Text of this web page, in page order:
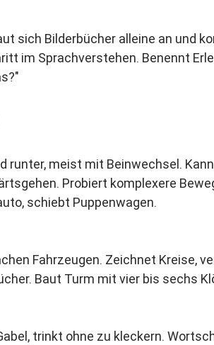
sich Bilderbücher alleine an und
im Sprachverstehen. Benennt
runter, meist mit Beinwechsel.
Probiert komplexere
schiebt Puppenwagen.
Fahrzeugen. Zeichnet Kreise,
Baut Turm mit vier bis sechs
trinkt ohne zu kleckern.